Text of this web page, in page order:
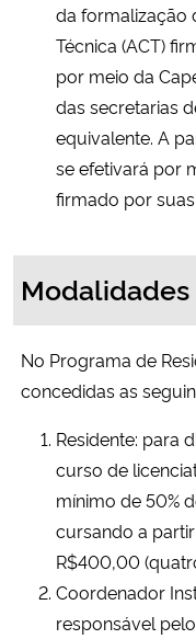
da formalização
Técnica (ACT)
por meio da
das secretarias
equivalente. A
se efetivará por
firmado por
No Programa de
concedidas as
Residente: para
curso de
mínimo de 50%
cursando a
R$400,00
Coordenador
responsável